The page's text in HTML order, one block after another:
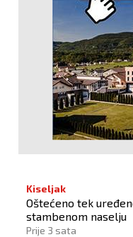
Kiseljak
Oštećeno tek
stambenom naselju
Prije 3 sata